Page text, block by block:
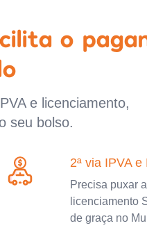
o
e licenciamento,
seu bolso.
2ª via IPVA
Precisa puxar
licenciamento
de graça no